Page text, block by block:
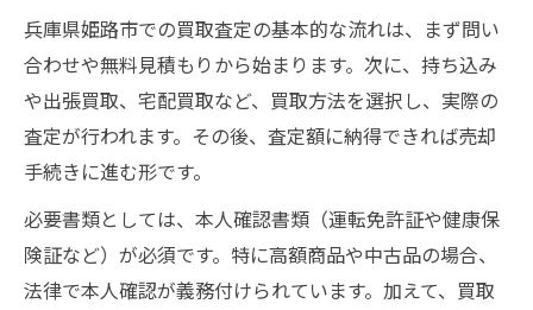
兵庫県姫路市での買取査定の基本的な流れは、まず問い
合わせや無料見積もりから始まります。次に、持ち込み
や出張買取、宅配買取など、買取方法を選択し、実際の
査定が行われます。その後、査定額に納得できれば売却
手続きに進む形です。
必要書類としては、本人確認書類（運転免許証や健康保
険証など）が必須です。特に高額商品や中古品の場合、
法律で本人確認が義務付けられています。加えて、買取